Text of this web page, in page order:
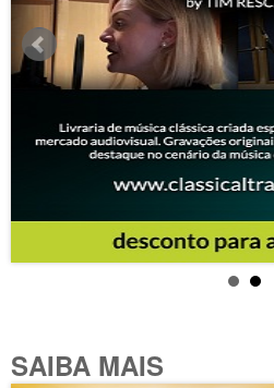
SAIBA MAIS